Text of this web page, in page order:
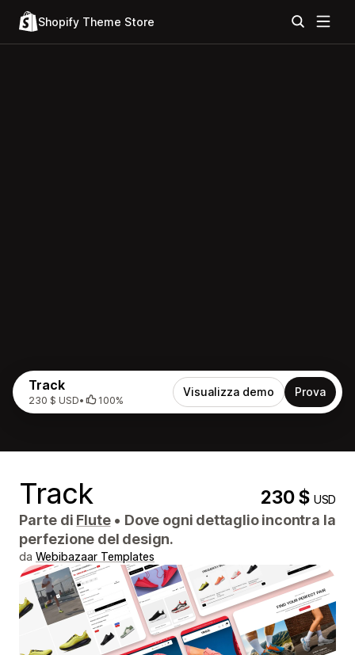
Shopify Theme Store
Track
230 $ USD• 100%
Visualizza demo Prova
Track 230 $USD
Parte di Flute • Dove ogni dettaglio incontra la
perfezione del design.
da Webibazaar Templates